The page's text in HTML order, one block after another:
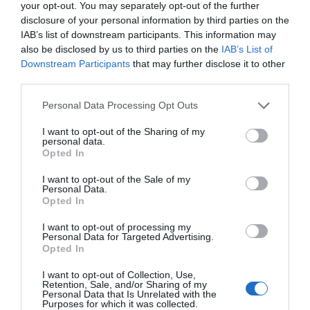
your opt-out. You may separately opt-out of the further
disclosure of your personal information by third parties on the
IAB’s list of downstream participants. This information may
also be disclosed by us to third parties on the IAB’s List of
Downstream Participants that may further disclose it to other
Personal Data Processing Opt Outs
I want to opt-out of the Sharing of my
personal data.
Opted In
I want to opt-out of the Sale of my
Personal Data.
Opted In
I want to opt-out of processing my
Personal Data for Targeted Advertising.
Opted In
I want to opt-out of Collection, Use,
Retention, Sale, and/or Sharing of my
Personal Data that Is Unrelated with the
Purposes for which it was collected.
AfegirVIA Empresacom a font preferida de
Google de forma gratuïta
Estigues informat amb les últimes notícies d'actualitat
ACTIVAR ARA
RELACIONADES